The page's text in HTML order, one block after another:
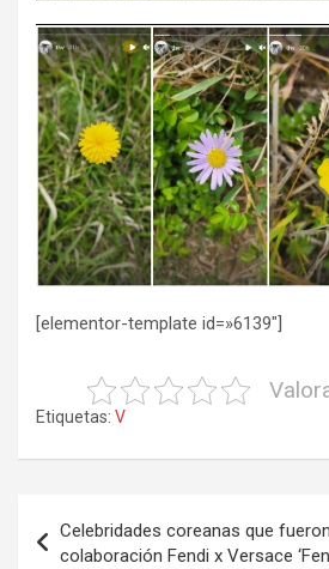
[elementor-template id=»6139″]
Etiquetas: V
de
Celebridades coreanas que
colaboración Fendi x Versace